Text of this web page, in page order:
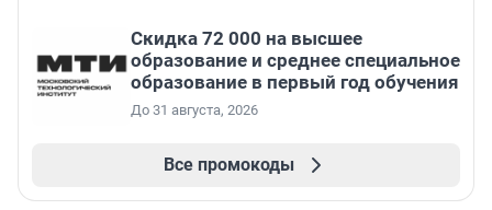
Скидка 72 000 на высшее
образование и среднее специальное
образование в первый год обучения
До 31 августа, 2026
Все промокоды